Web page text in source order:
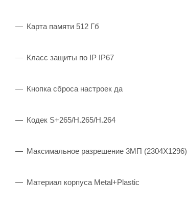
Карта памяти 512 Гб
Класс защиты по IP IP67
Кнопка сброса настроек да
Кодек S+265/H.265/H.264
Максимальное разрешение 3МП (2304X1296)
Материал корпуса Metal+Plastic